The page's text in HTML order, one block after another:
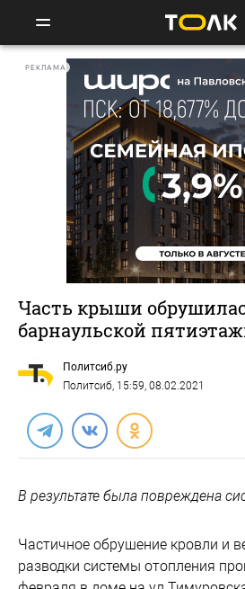
РЕКЛАМА
Часть крыши
барнаульской
Политсиб.ру
Политсиб, 15:59, 08.02.2021
В результате была повреждена
Частичное обрушение кровли и
разводки системы отопления